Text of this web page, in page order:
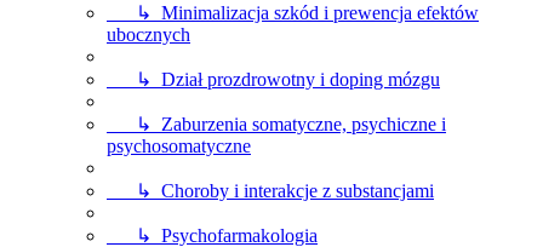
↳ Minimalizacja szkód i prewencja efektów
ubocznych
↳ Dział prozdrowotny i doping mózgu
↳ Zaburzenia somatyczne, psychiczne i
psychosomatyczne
↳ Choroby i interakcje z substancjami
↳ Psychofarmakologia